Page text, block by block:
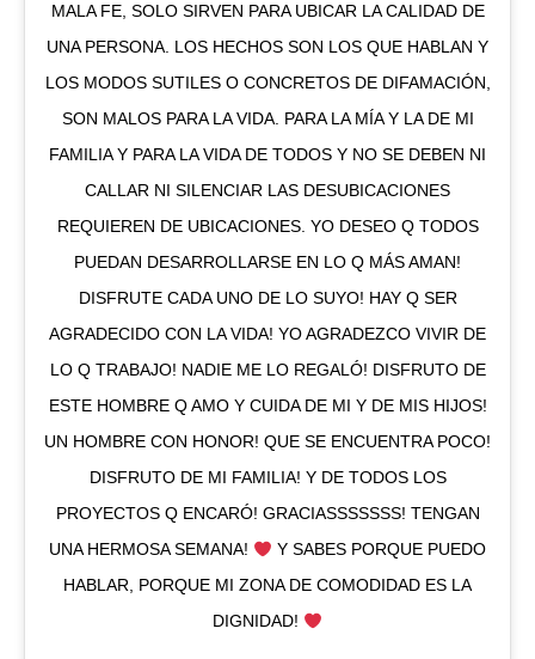
MALA FE, SOLO SIRVEN PARA UBICAR LA CALIDAD DE
UNA PERSONA. LOS HECHOS SON LOS QUE HABLAN Y
LOS MODOS SUTILES O CONCRETOS DE DIFAMACIÓN,
SON MALOS PARA LA VIDA. PARA LA MÍA Y LA DE MI
FAMILIA Y PARA LA VIDA DE TODOS Y NO SE DEBEN NI
CALLAR NI SILENCIAR LAS DESUBICACIONES
REQUIEREN DE UBICACIONES. YO DESEO Q TODOS
PUEDAN DESARROLLARSE EN LO Q MÁS AMAN!
DISFRUTE CADA UNO DE LO SUYO! HAY Q SER
AGRADECIDO CON LA VIDA! YO AGRADEZCO VIVIR DE
LO Q TRABAJO! NADIE ME LO REGALÓ! DISFRUTO DE
ESTE HOMBRE Q AMO Y CUIDA DE MI Y DE MIS HIJOS!
UN HOMBRE CON HONOR! QUE SE ENCUENTRA POCO!
DISFRUTO DE MI FAMILIA! Y DE TODOS LOS
PROYECTOS Q ENCARÓ! GRACIASSSSSSS! TENGAN
UNA HERMOSA SEMANA!
Y SABES PORQUE PUEDO
HABLAR, PORQUE MI ZONA DE COMODIDAD ES LA
DIGNIDAD!